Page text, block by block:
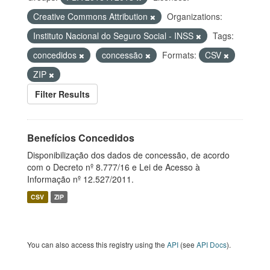
Creative Commons Attribution
Organizations:
Instituto Nacional do Seguro Social - INSS
Tags:
concedidos
concessão Formats:
CSV
ZIP
Filter Results
Benefícios Concedidos
Disponibilização dos dados de concessão, de acordo
com o Decreto nº 8.777/16 e Lei de Acesso à
Informação nº 12.527/2011.
CSV ZIP
You can also access this registry using the API (see API Docs).